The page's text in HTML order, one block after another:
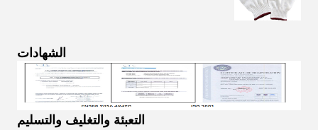
الشهادات
التعبئة والتغليف والتسليم